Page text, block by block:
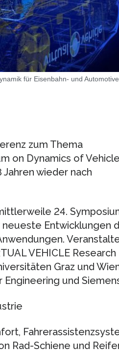
für Eisenbahn- und
zum Thema
on Dynamics of
Jahren wieder nach
24.
Entwicklungen
VEHICLE Research
Graz und
und
Rad-Schiene und